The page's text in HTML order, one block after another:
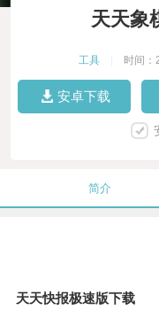
天天象
工具 时间：
安卓下载
简介
天天快报极速版下载